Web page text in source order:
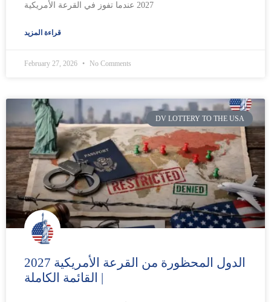
2027 عندما تفوز في القرعة الأمريكية
قراءة المزيد
February 27, 2026 No Comments
DV LOTTERY TO THE USA
الدول المحظورة من القرعة الأمريكية 2027
| القائمة الكاملة